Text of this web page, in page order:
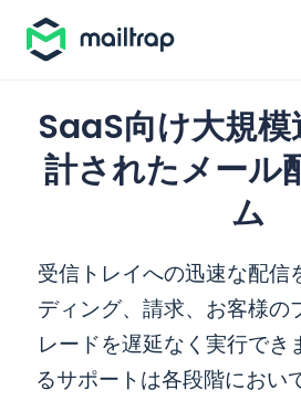
SaaS向け大規
計されたメール
ム
受信トレイへの迅速な配信
ディング、請求、お客様の
レードを遅延なく実行でき
るサポートは各段階におい